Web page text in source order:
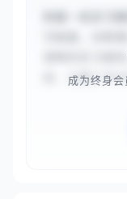
清晰的实习报
绍、主要工
成为终身